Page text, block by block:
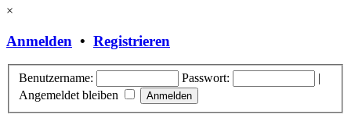
×
Anmelden • Registrieren
Benutzername: Passwort:
|
Angemeldet bleiben